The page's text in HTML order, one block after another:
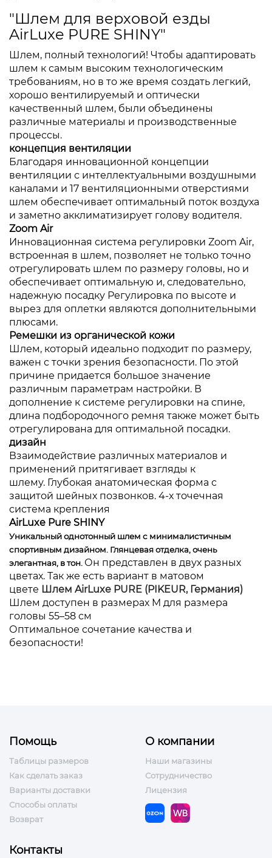
"Шлем для верховой езды
AirLuxe PURE SHINY"
Шлем, полный технологий! Чтобы адаптировать
шлем к самым высоким технологическим
требованиям, но в то же время создать легкий,
хорошо вентилируемый и оптически
качественный шлем, были объединены
различные материалы и производственные
процессы.
концепция вентиляции
Благодаря инновационной концепции
вентиляции с интеллектуальными воздушными
каналами и 17 вентиляционными отверстиями
шлем обеспечивает оптимальный поток воздуха
и заметно акклиматизирует голову водителя.
Zoom Air
Инновационная система регулировки Zoom Air,
встроенная в шлем, позволяет не только точно
отрегулировать шлем по размеру головы, но и
обеспечивает оптимальную и, следовательно,
надежную посадку Регулировка по высоте и
вырез для оплетки являются дополнительными
плюсами.
Ремешки из органической кожи
Шлем, который идеально подходит по размеру,
важен с точки зрения безопасности. По этой
причине придается большое значение
различным параметрам настройки. В
дополнение к системе регулировки на спине,
длина подбородочного ремня также может быть
отрегулирована для оптимальной посадки.
дизайн
Взаимодействие различных материалов и
применений притягивает взгляды к
шлему. Глубокая анатомическая форма с
защитой шейных позвонков. 4-х точечная
система крепления
AirLuxe Pure SHINY
Уникальный однотонный шлем с минималистичным
спортивным дизайном. Глянцевая отделка, очень
элегантная, в тон. Он представлен в двух разных
цветах. Так же есть вариант в матовом
цвете Шлем AirLuxe PURE (PIKEUR,Германия)
Шлем доступен в размерах M для размера
головы 55–58 см
Оптимальное сочетание качества и
безопасности!
Помощь
Таблицы размеров
Как сделать заказ
Варианты доставки
Способы оплаты
Возврат
О компании
Наши магазины
Сотрудничество
Лицензия
Контакты